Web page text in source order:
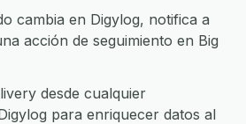
cambia en Digylog, notifica a
acción de seguimiento en Big
desde cualquier
para enriquecer datos al